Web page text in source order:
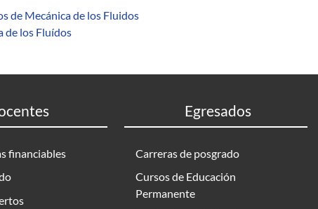
de Mecánica de los Fluidos
de los Fluídos
financiables
Egresados
Carreras de posgrado
Cursos de Educación
Permanente